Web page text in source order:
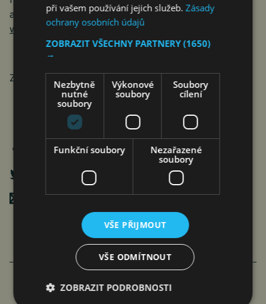
a obecné chirurgie. Více informací najdete na webu
www.hrclinic.cz
Zdroj: HR Clinic
Poslat mailem
při vašem používání jejich služeb.Zásady
ochrany osobních údajů
ZOBRAZIT VŠECHNY PARTNERY(1650)
→
Nezbytně
nutné
soubory
Výkonové
soubory
Soubory
cílení
Funkční soubory
Nezařazené
soubory
VŠE PŘIJMOUT
VŠE ODMÍTNOUT
ZOBRAZIT PODROBNOSTI